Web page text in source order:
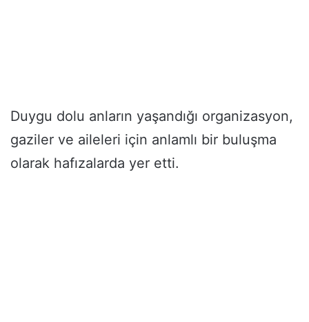
Duygu dolu anların yaşandığı organizasyon,
gaziler ve aileleri için anlamlı bir buluşma
olarak hafızalarda yer etti.